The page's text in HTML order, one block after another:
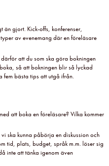
än gjort. Kick-offs, konferenser,
av evenemang där en föreläsare
att du som ska göra bokningen
så att bokningen blir så lyckad
bästa tips att utgå ifrån.
att boka en föreläsare? Vilka kommer
ska kunna påbörja en diskussion och
tid, plats, budget, språk m.m. löser sig
inte att tänka igenom även